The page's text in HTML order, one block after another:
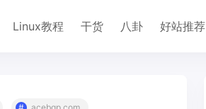
Linux教程 干货 八卦 好站推荐